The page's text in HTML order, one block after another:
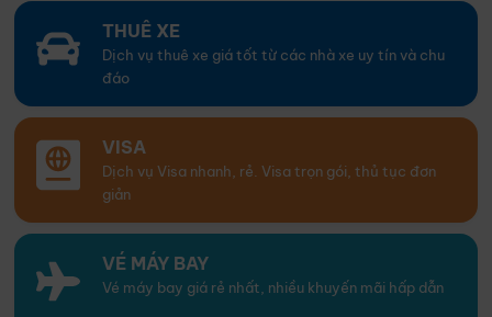
THUÊ XE
Dịch vụ thuê xe giá tốt từ các nhà xe uy tín và chu
đáo
VISA
Dịch vụ Visa nhanh, rẻ. Visa trọn gói, thủ tục đơn
giản
VÉ MÁY BAY
Vé máy bay giá rẻ nhất, nhiều khuyến mãi hấp dẫn